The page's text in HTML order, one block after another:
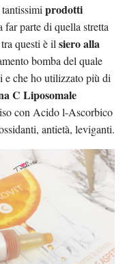
prodotti
parte di quella stretta
questi è il siero alla
bomba del quale
e che ho utilizzato più di
C Liposomale
con Acido l-Ascorbico
antietà, leviganti.